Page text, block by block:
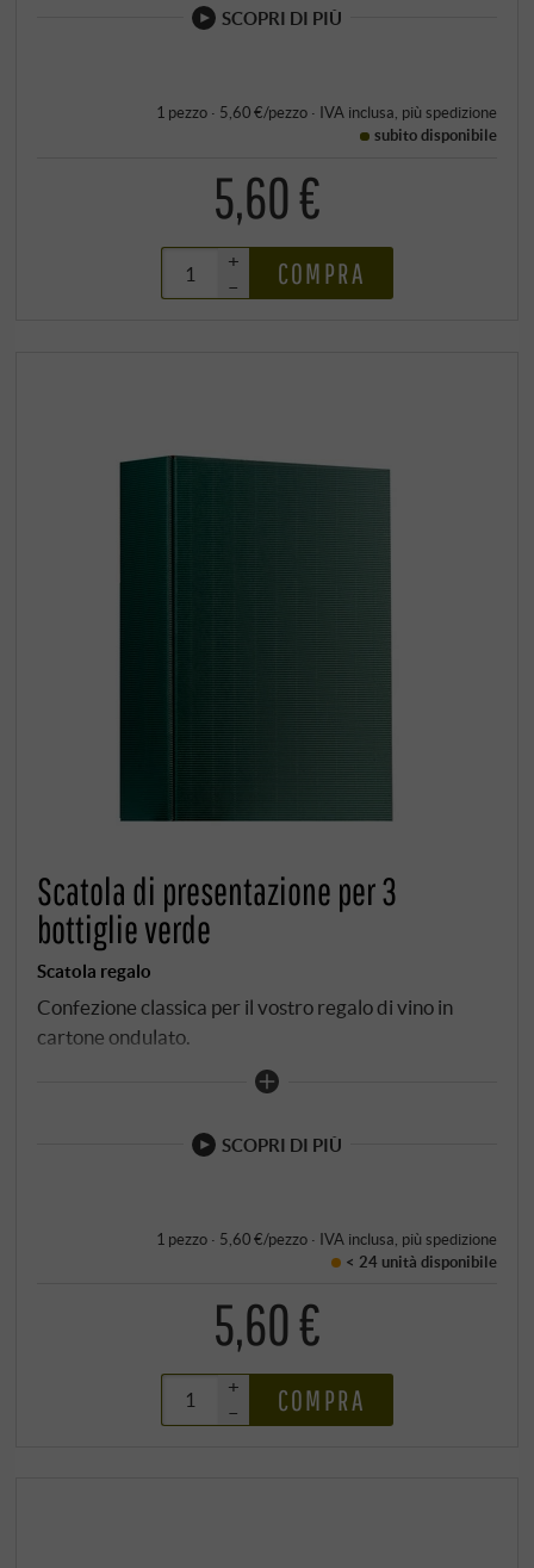
SCOPRI DI PIÙ
1 pezzo · 5,60 €/pezzo· IVA inclusa, più spedizione
subito disponibile
5,60 €
+
–
COMPRA
Scatola di presentazione per 3
bottiglie verde
Scatola regalo
Confezione classica per il vostro regalo di vino in
cartone ondulato.
SCOPRI DI PIÙ
1 pezzo · 5,60 €/pezzo· IVA inclusa , più spedizione
< 24 unità disponibile
5,60 €
+
–
COMPRA